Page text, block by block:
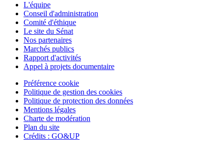
L'équipe
Conseil d'administration
Comité d'éthique
Le site du Sénat
Nos partenaires
Marchés publics
Rapport d'activités
Appel à projets documentaire
Préférence cookie
Politique de gestion des cookies
Politique de protection des données
Mentions légales
Charte de modération
Plan du site
Crédits : GO&UP